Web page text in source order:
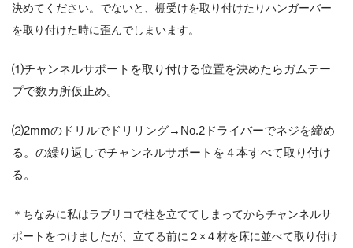
決めてください。でないと、棚受けを取り付けたりハンガーバー
を取り付けた時に歪んでしまいます。
⑴チャンネルサポートを取り付ける位置を決めたらガムテー
プで数カ所仮止め。
⑵2mmのドリルでドリリング→No.2ドライバーでネジを締め
る。の繰り返しでチャンネルサポートを４本すべて取り付け
る。
＊ちなみに私はラブリコで柱を立ててしまってからチャンネルサ
ポートをつけましたが、立てる前に２×４材を床に並べて取り付け